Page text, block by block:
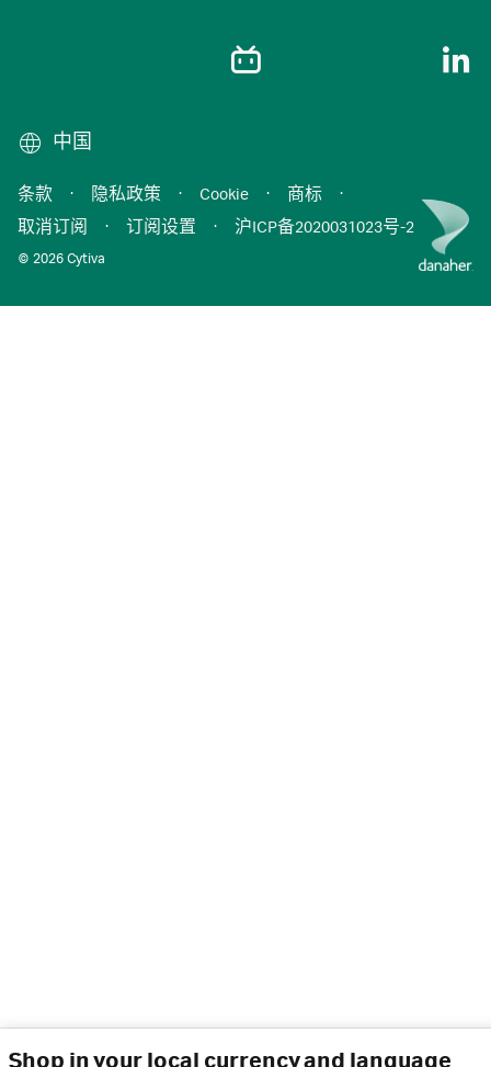
Shop in your local currency and language
中国
© 2026 Cytiva
条款 · 隐私政策 · Cookie · 商标
·
取消订阅
· 订阅设置 · 沪ICP备2020031023号-2